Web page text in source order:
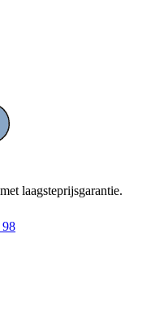
laagsteprijsgarantie.
98